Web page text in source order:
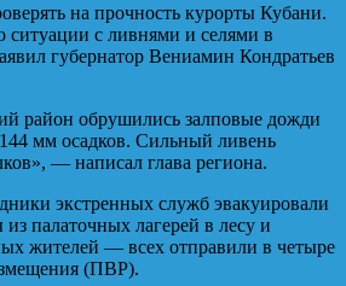
на прочность курорты Кубани.
ситуации с ливнями и селями в
губернатор Вениамин Кондратьев
район обрушились залповые дожди
мм осадков. Сильный ливень
— написал глава региона.
экстренных служб эвакуировали
палаточных лагерей в лесу и
жителей — всех отправили в четыре
(ПВР).